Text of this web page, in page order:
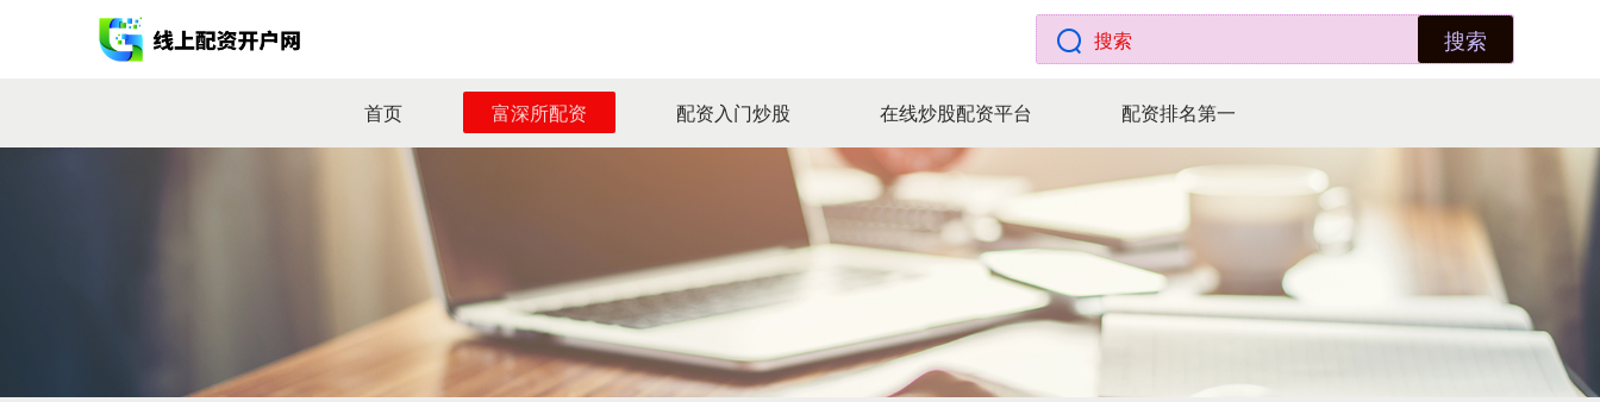
搜索
首页 富深所配资 配资入门炒股 在线炒股配资平台 配资排名第一